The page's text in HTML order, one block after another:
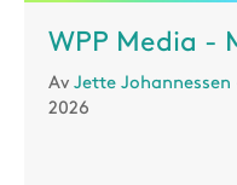
WPP Media -
Av Jette
2026